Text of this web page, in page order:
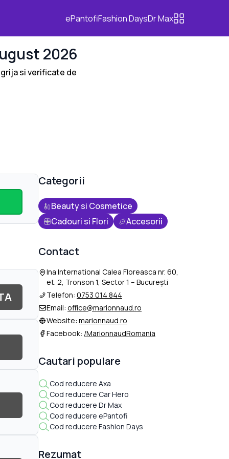
ePantofiFashion DaysDr Max
2026
si verificate de
Categorii
Beauty si Cosmetice
Cadouri si Flori
Accesorii
Contact
Ina International Calea Floreasca nr. 60,
et. 2, Tronson 1, Sector 1 – Bucureşti
Telefon: 0753 014 844
Email: office@marionnaud.ro
Website: marionnaud.ro
Facebook: /MarionnaudRomania
Cautari populare
Cod reducere Axa
Cod reducere Car Hero
Cod reducere Dr Max
Cod reducere ePantofi
Cod reducere Fashion Days
Rezumat